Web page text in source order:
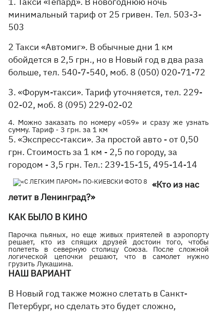
минимальный тариф от 25 гривен. Тел. 503-3-
503
2 Такси «Автомиг». В обычные дни 1 км
обойдется в 2,5 грн., но в Новый год в два раза
больше, тел. 540-7-540, моб. 8 (050) 020-71-72
3. «Форум-такси». Тариф уточняется, тел. 229-
02-02, моб. 8 (095) 229-02-02
4. Можно заказать по номеру «059» и сразу же узнать
сумму. Тариф - 3 грн. за 1 км
5. «Экспресс-такси». За простой авто - от 0,50
грн. Стоимость за 1 км - 2,5 по городу, за
городом - 3,5 грн. Тел.: 239-15-15, 495-14-14
«Кто из нас
летит в Ленинград?»
КАК БЫЛО В КИНО
Парочка пьяных, но еще живых приятелей в аэропорту
решает, кто из спящих друзей достоин того, чтобы
полететь в северную столицу Союза. После сложной
логической цепочки решают, что в самолет нужно
грузить Лукашина.
НАШ ВАРИАНТ
В Новый год также можно слетать в Санкт-
Петербург, но сделать это будет сложно,